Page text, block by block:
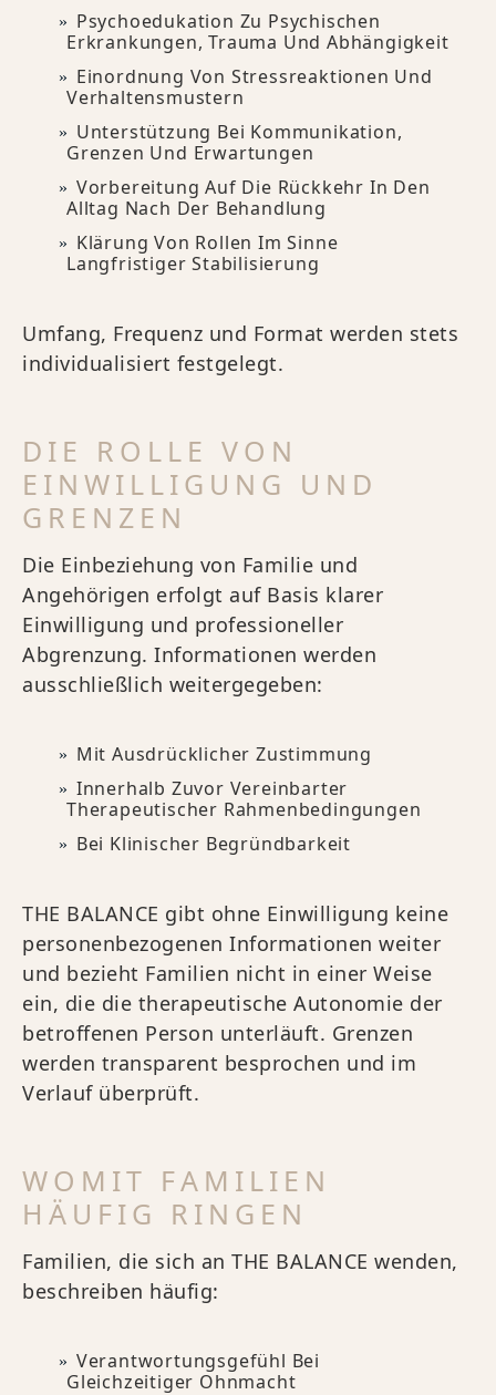
Psychoedukation Zu Psychischen
Erkrankungen, Trauma Und Abhängigkeit
Einordnung Von Stressreaktionen Und
Verhaltensmustern
Unterstützung Bei Kommunikation,
Grenzen Und Erwartungen
Vorbereitung Auf Die Rückkehr In Den
Alltag Nach Der Behandlung
Klärung Von Rollen Im Sinne
Langfristiger Stabilisierung
Umfang, Frequenz und Format werden stets
individualisiert festgelegt.
DIE ROLLE VON
EINWILLIGUNG UND
GRENZEN
Die Einbeziehung von Familie und
Angehörigen erfolgt auf Basis klarer
Einwilligung und professioneller
Abgrenzung. Informationen werden
ausschließlich weitergegeben:
Mit Ausdrücklicher Zustimmung
Innerhalb Zuvor Vereinbarter
Therapeutischer Rahmenbedingungen
Bei Klinischer Begründbarkeit
THE BALANCE gibt ohne Einwilligung keine
personenbezogenen Informationen weiter
und bezieht Familien nicht in einer Weise
ein, die die therapeutische Autonomie der
betroffenen Person unterläuft. Grenzen
werden transparent besprochen und im
Verlauf überprüft.
WOMIT FAMILIEN
HÄUFIG RINGEN
Familien, die sich an THE BALANCE wenden,
beschreiben häufig:
Verantwortungsgefühl Bei
Gleichzeitiger Ohnmacht